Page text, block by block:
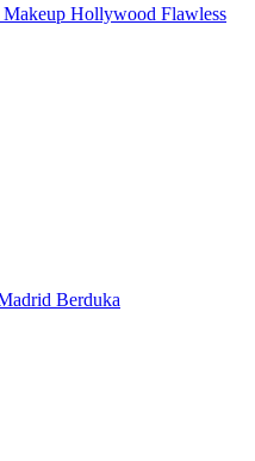
Hollywood Flawless
Berduka